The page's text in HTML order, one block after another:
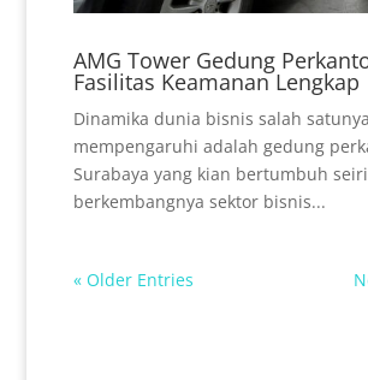
AMG Tower Gedung
Fasilitas Keamanan Lengkap
Dinamika dunia bisnis salah
mempengaruhi adalah gedung
Surabaya yang kian bertumbuh
berkembangnya sektor bisnis...
« Older Entries